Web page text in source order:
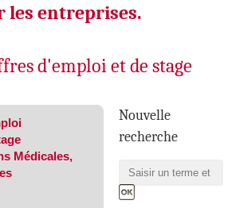
les entreprises.
d'emploi et de stage
Nouvelle
recherche
Médicales,